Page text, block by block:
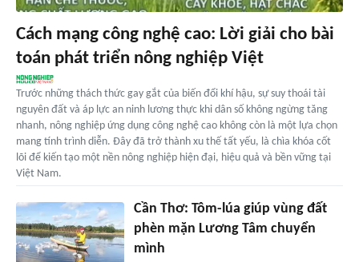
Cách mạng công nghệ cao: Lời giải cho bài
toán phát triển nông nghiệp Việt
Trước những thách thức gay gắt của biến đổi khí hậu, sự suy thoái tài
nguyên đất và áp lực an ninh lương thực khi dân số không ngừng tăng
nhanh, nông nghiệp ứng dụng công nghệ cao không còn là một lựa chọn
mang tính trình diễn. Đây đã trở thành xu thế tất yếu, là chìa khóa cốt
lõi để kiến tạo một nền nông nghiệp hiện đại, hiệu quả và bền vững tại
Việt Nam.
Cần Thơ: Tôm-lúa giúp vùng đất
phèn mặn Lương Tâm chuyển
mình